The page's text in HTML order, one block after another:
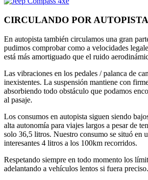
CIRCULANDO POR AUTOPISTA
En autopista también circulamos una gran
pudimos comprobar como a velocidades
está más amortiguado que el ruido
Las vibraciones en los pedales / palanca de
inexistentes. La suspensión mantiene con
absorbiendo todo obstáculo que podamos
al pasaje.
Los consumos en autopista siguen siendo
alta autonomía para viajes largos a pesar de
solo 36,5 litros. Nuestro consumo se situó en
interesantes 4 litros a los 100km recorridos.
Respetando siempre en todo momento los
adelantando a vehículos lentos si fuera preciso.